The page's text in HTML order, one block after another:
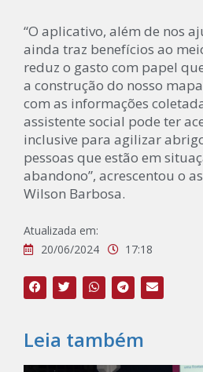
“O aplicativo, além de nos
ainda traz benefícios ao
reduz o gasto com papel
a construção do nosso
com as informações
assistente social pode ter
inclusive para agilizar
pessoas que estão em
abandono”, acrescentou o
Wilson Barbosa.
Atualizada em:
20/06/2024
17:18
Leia também